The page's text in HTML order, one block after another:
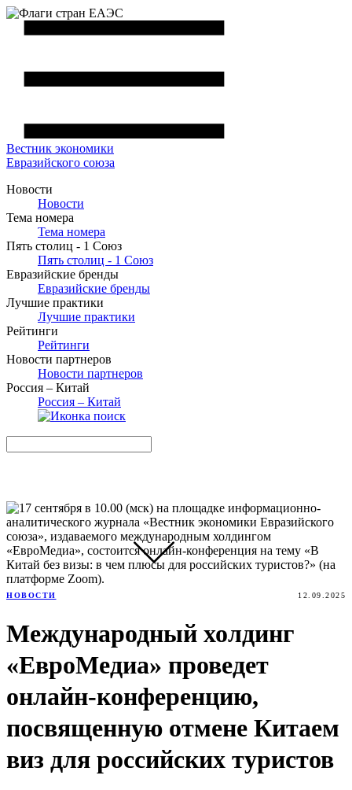
Вестник экономики
Евразийского союза
Новости
Новости
Тема номера
Тема номера
Пять столиц - 1 Союз
Пять столиц - 1 Союз
Евразийские бренды
Евразийские бренды
Лучшие практики
Лучшие практики
Рейтинги
Рейтинги
Новости партнеров
Новости партнеров
Россия – Китай
Россия – Китай
НОВОСТИ 12.09.2025
Международный холдинг
«ЕвроМедиа» проведет
онлайн-конференцию,
посвященную отмене Китаем
виз для российских туристов